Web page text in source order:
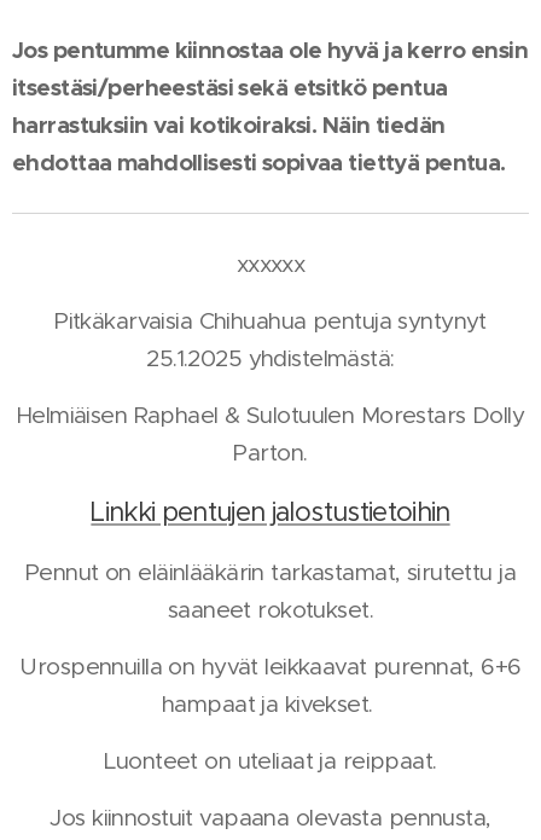
Jos pentumme kiinnostaa ole hyvä ja kerro ensin
itsestäsi/perheestäsi sekä etsitkö pentua
harrastuksiin vai kotikoiraksi. Näin tiedän
ehdottaa mahdollisesti sopivaa tiettyä pentua.
xxxxxx
Pitkäkarvaisia Chihuahua pentuja syntynyt
25.1.2025 yhdistelmästä:
Helmiäisen Raphael & Sulotuulen Morestars Dolly
Parton.
Linkki pentujen jalostustietoihin
Pennut on eläinlääkärin tarkastamat, sirutettu ja
saaneet rokotukset.
Urospennuilla on hyvät leikkaavat purennat, 6+6
hampaat ja kivekset.
Luonteet on uteliaat ja reippaat.
Jos kiinnostuit vapaana olevasta pennusta,